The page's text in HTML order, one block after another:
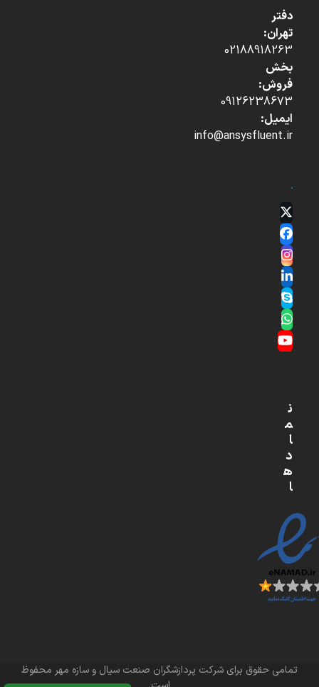
دفتر
تهران:
02188918263
بخش
فروش:
09126238673
ایمیل:
info@ansysfluent.ir
Twitter
(deprecated)
Facebook
Instagram
LinkedIn
Skype
Whatsapp
YouTube
ن
م
ا
د
ه
ا
تمامی حقوق برای شرکت پردازشگران صنعت سیال و سازه مهر محفوظ